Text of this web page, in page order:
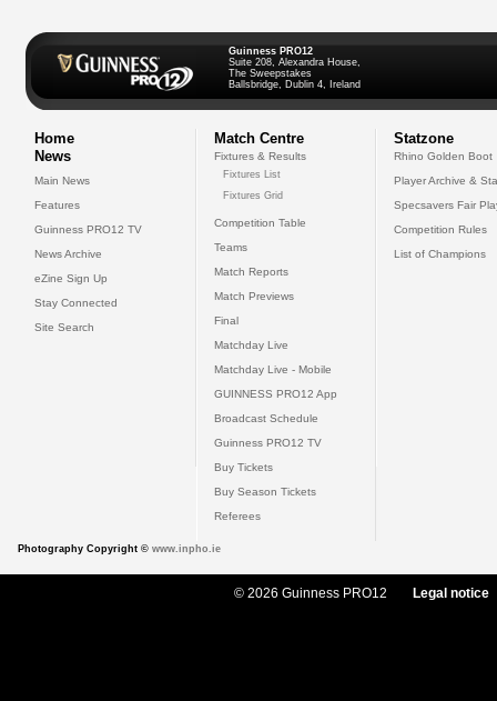
Guinness PRO12
Suite 208, Alexandra House,
The Sweepstakes
Ballsbridge, Dublin 4, Ireland
Home
News
Main News
Features
Guinness PRO12 TV
News Archive
eZine Sign Up
Stay Connected
Site Search
Match Centre
Fixtures & Results
Fixtures List
Fixtures Grid
Competition Table
Teams
Match Reports
Match Previews
Final
Matchday Live
Matchday Live - Mobile
GUINNESS PRO12 App
Broadcast Schedule
Guinness PRO12 TV
Buy Tickets
Buy Season Tickets
Referees
Statzone
Rhino Golden Boot
Player Archive &
Specsavers Fair
Competition Rules
List of Champions
Photography Copyright © www.inpho.ie
© 2026 Guinness PRO12 Legal notice